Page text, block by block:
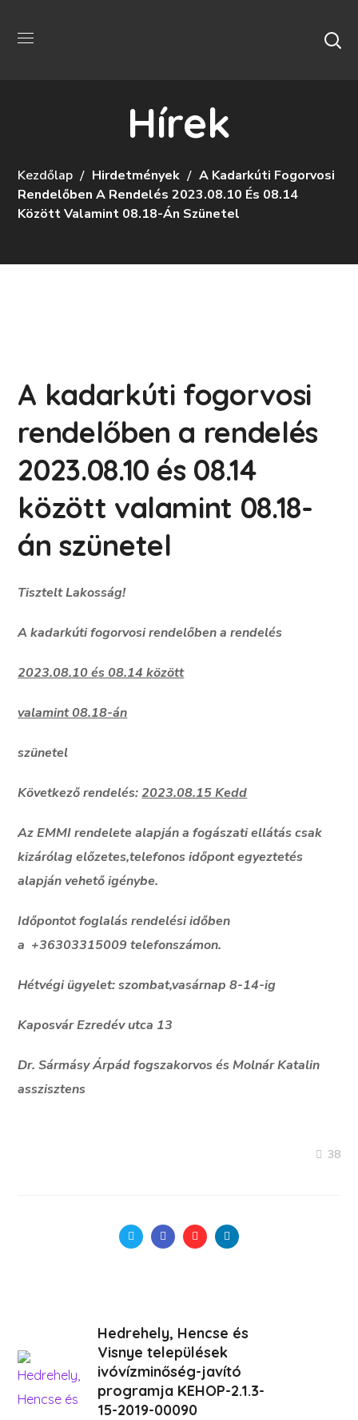
Hírek
Kezdőlap Hirdetmények
A Kadarkúti Fogorvosi
Rendelőben A Rendelés 2023.08.10 És 08.14
Között Valamint 08.18-Án Szünetel
A kadarkúti fogorvosi
rendelőben a rendelés
2023.08.10 és 08.14
között valamint 08.18-
án szünetel
Tisztelt Lakosság!
A kadarkúti fogorvosi rendelőben a rendelés
2023.08.10 és 08.14 között
valamint 08.18-án
szünetel
Következő rendelés: 2023.08.15 Kedd
Az EMMI rendelete alapján a fogászati ellátás csak
kizárólag előzetes,telefonos időpont egyeztetés
alapján vehető igénybe.
Időpontot foglalás rendelési időben
a +36303315009 telefonszámon.
Hétvégi ügyelet: szombat,vasárnap 8-14-ig
Kaposvár Ezredév utca 13
Dr. Sármásy Árpád fogszakorvos és Molnár Katalin
asszisztens
38
Hedrehely, Hencse és
Visnye települések
ivóvízminőség-javító
programja KEHOP-2.1.3-
15-2019-00090